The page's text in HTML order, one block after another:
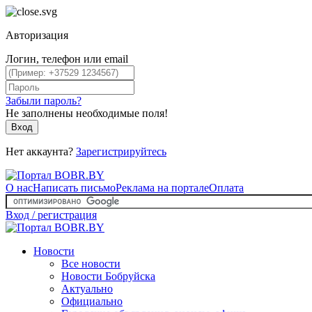
Авторизация
Логин, телефон или email
Забыли пароль?
Не заполнены необходимые поля!
Вход
Нет аккаунта? Зарегистрируйтесь
О насНаписать письмоРеклама на порталеОплата
Вход / регистрация
Новости
Все новости
Новости Бобруйска
Актуально
Официально